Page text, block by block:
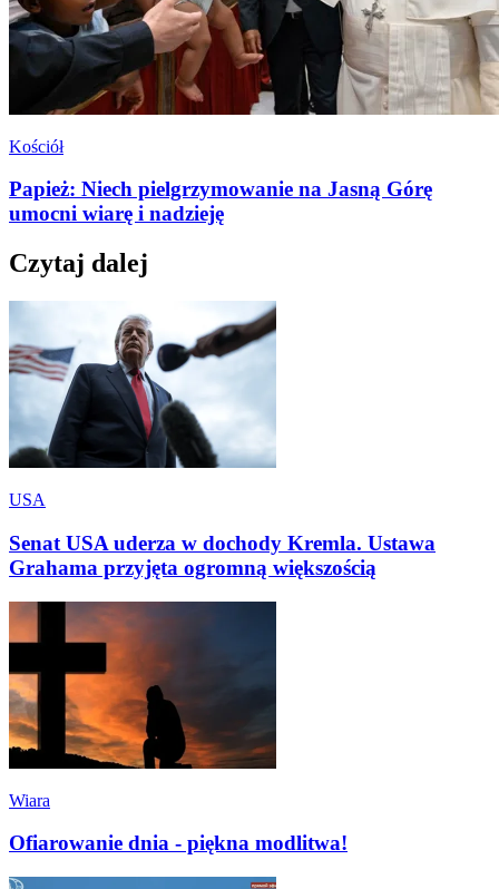
Kościół
Papież: Niech pielgrzymowanie na Jasną Górę
umocni wiarę i nadzieję
Czytaj dalej
USA
Senat USA uderza w dochody Kremla. Ustawa
Grahama przyjęta ogromną większością
Wiara
Ofiarowanie dnia - piękna modlitwa!